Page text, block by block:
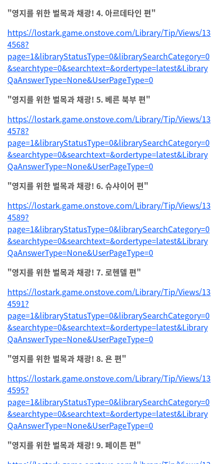
"영지를 위한 벌목과 채광! 4. 아르데타인 편"
https://lostark.game.onstove.com/Library/Tip/Views/13
4568?
page=1&libraryStatusType=0&librarySearchCategory=0
&searchtype=0&searchtext=&ordertype=latest&Library
QaAnswerType=None&UserPageType=0
"영지를 위한 벌목과 채광! 5. 베른 북부 편"
https://lostark.game.onstove.com/Library/Tip/Views/13
4578?
page=1&libraryStatusType=0&librarySearchCategory=0
&searchtype=0&searchtext=&ordertype=latest&Library
QaAnswerType=None&UserPageType=0
"영지를 위한 벌목과 채광! 6. 슈샤이어 편"
https://lostark.game.onstove.com/Library/Tip/Views/13
4589?
page=1&libraryStatusType=0&librarySearchCategory=0
&searchtype=0&searchtext=&ordertype=latest&Library
QaAnswerType=None&UserPageType=0
"영지를 위한 벌목과 채광! 7. 로헨델 편"
https://lostark.game.onstove.com/Library/Tip/Views/13
4591?
page=1&libraryStatusType=0&librarySearchCategory=0
&searchtype=0&searchtext=&ordertype=latest&Library
QaAnswerType=None&UserPageType=0
"영지를 위한 벌목과 채광! 8. 욘 편"
https://lostark.game.onstove.com/Library/Tip/Views/13
4595?
page=1&libraryStatusType=0&librarySearchCategory=0
&searchtype=0&searchtext=&ordertype=latest&Library
QaAnswerType=None&UserPageType=0
"영지를 위한 벌목과 채광! 9. 페이튼 편"